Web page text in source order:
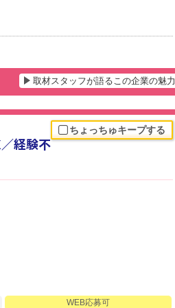
取材スタッフが語るこの企業の魅力
ちょっちゅキープする
／経験不
WEB応募可